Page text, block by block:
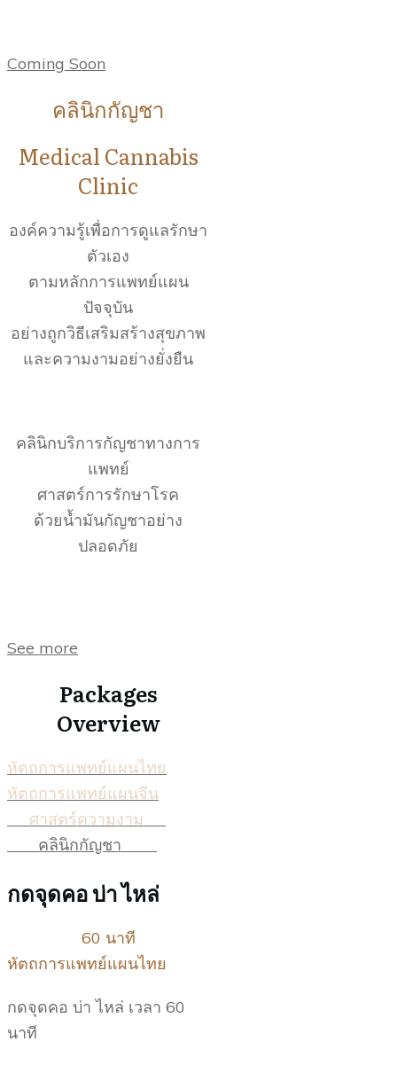
Coming Soon
คลินิกกัญชา
Medical Cannabis
Clinic
องค์ความรู้เพื่อการดูแลรักษา
ตัวเอง
ตามหลักการแพทย์แผน
ปัจจุบัน
อย่างถูกวิธีเสริมสร้างสุขภาพ
และความงามอย่างยั่งยืน
คลินิกบริการกัญชาทางการ
แพทย์
ศาสตร์การรักษาโรค
ด้วยน้ำมันกัญชาอย่าง
ปลอดภัย
See more
Packages
Overview
หัตถการแพทย์แผนไทย
หัตถการแพทย์แผนจีน
ศาสตร์ความงาม
คลินิกกัญชา
กดจุดคอ บ่า ไหล่
60 นาที
หัตถการแพทย์แผนไทย
กดจุดคอ บ่า ไหล่ เวลา 60
นาที